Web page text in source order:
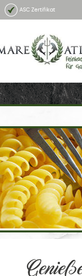
ASC Zertifikat